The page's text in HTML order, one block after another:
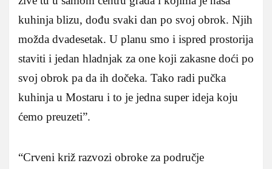
kuhinja blizu, dođu svaki dan po svoj obrok. Njih
možda dvadesetak. U planu smo i ispred prostorija
staviti i jedan hladnjak za one koji zakasne doći po
svoj obrok pa da ih dočeka. Tako radi pučka
kuhinja u Mostaru i to je jedna super ideja koju
ćemo preuzeti”.
“Crveni križ razvozi obroke za područje